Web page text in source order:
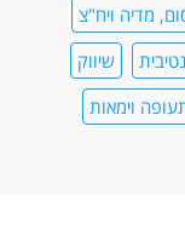
מדיה ויח"צ
שיווק
וימאות